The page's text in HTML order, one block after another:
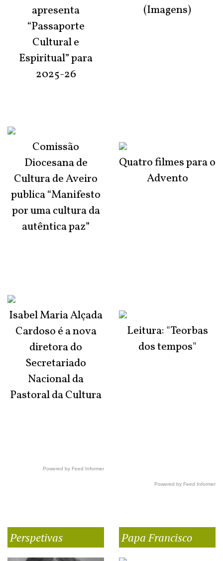
apresenta
“Passaporte
Cultural e
Espiritual” para
2025-26
Comissão
Diocesana de
Cultura de Aveiro
publica “Manifesto
por uma cultura da
autêntica paz”
Isabel Maria Alçada
Cardoso é a nova
diretora do
Secretariado
Nacional da
Pastoral da Cultura
Powered by Feed Informer
(Imagens)
Quatro filmes para o
Advento
Leitura: "Teorbas
dos tempos"
Powered by Feed Informer
Perspetivas Papa Francisco